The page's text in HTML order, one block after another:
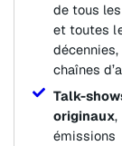
de tous
et toutes
chaînes
Talk-
originaux,
émissions